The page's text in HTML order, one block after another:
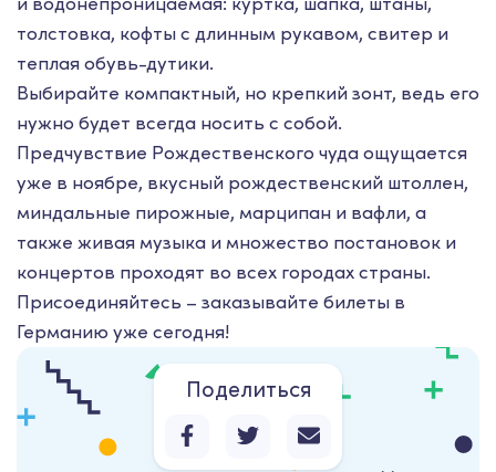
толстовка, кофты с длинным рукавом, свитер и
теплая обувь-дутики.
Выбирайте компактный, но крепкий зонт, ведь его
нужно будет всегда носить с собой.
Предчувствие Рождественского чуда ощущается
уже в ноябре, вкусный рождественский штоллен,
миндальные пирожные, марципан и вафли, а
также живая музыка и множество постановок и
концертов проходят во всех городах страны.
Присоединяйтесь – заказывайте билеты в
Германию уже сегодня!
Поделиться